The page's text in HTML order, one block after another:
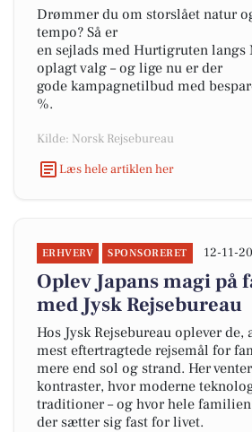
Drømmer du om storslået natur
tempo? Så er
en sejlads med Hurtigruten langs
oplagt valg – og lige nu er der
gode kampagnetilbud med
%.
Kilde: Norsk Rejsebureau
Læs hele artiklen her
ERHVERV SPONSORERET 12-11-
Oplev Japans magi på
med Jysk Rejsebureau
Hos Jysk Rejsebureau oplever de,
mest eftertragtede rejsemål for
mere end sol og strand. Her
kontraster, hvor moderne
traditioner – og hvor hele
der sætter sig fast for livet.